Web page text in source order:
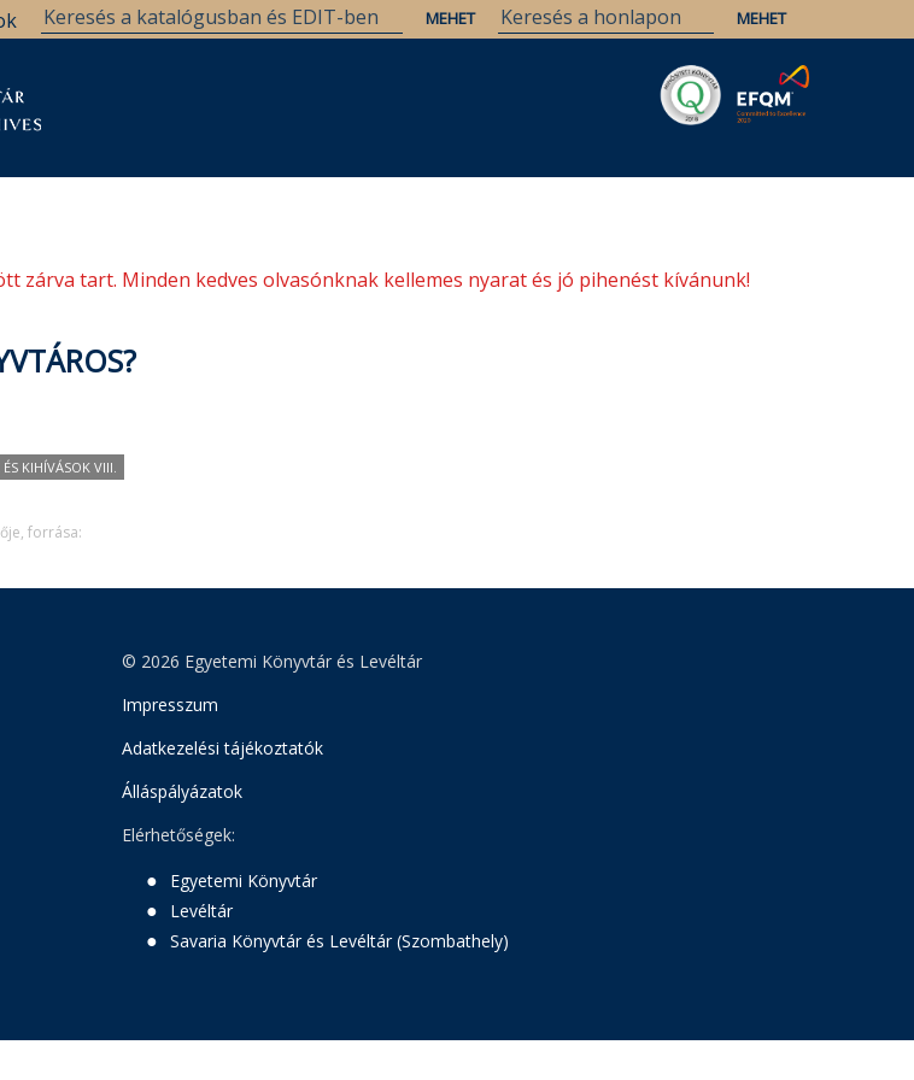
zárva tart. Minden kedves olvasónknak kellemes nyarat és jó pihenést kívánunk!
KIHÍVÁSOK VIII.
forrása:
© 2026 Egyetemi Könyvtár és Levéltár
Impresszum
Adatkezelési tájékoztatók
Álláspályázatok
Elérhetőségek:
Egyetemi Könyvtár
Levéltár
Savaria Könyvtár és Levéltár (Szombathely)